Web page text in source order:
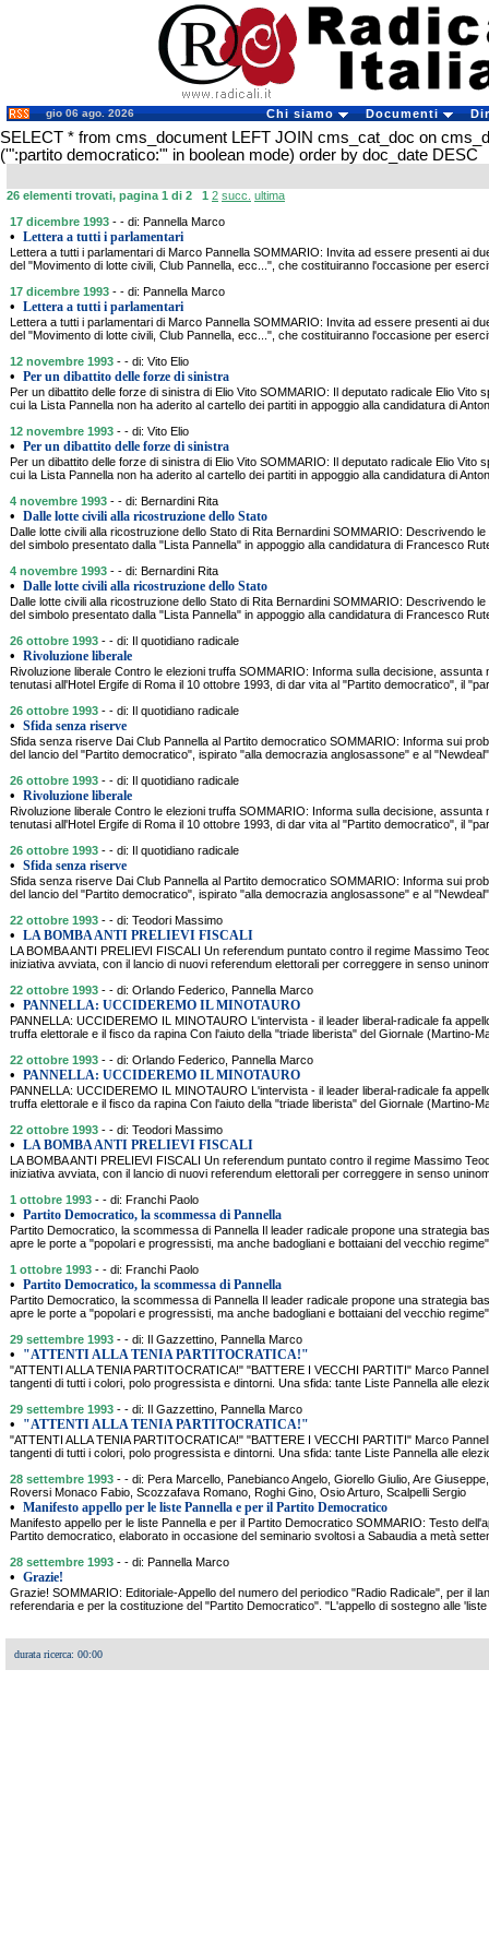
gio 06 ago. 2026 Chi siamo Documenti
SELECT * from cms_document LEFT JOIN cms_cat_doc on
('":partito democratico:"' in boolean mode) order by doc_date DESC
26 elementi trovati, pagina 1 di 2 1 2 succ. ultima
17 dicembre 1993 - - di: Pannella Marco
• Lettera a tutti i parlamentari
Lettera a tutti i parlamentari di Marco Pannella SOMMARIO: Invita ad essere presenti ai
del "Movimento di lotte civili, Club Pannella, ecc...", che costituiranno l'occasione per
17 dicembre 1993 - - di: Pannella Marco
• Lettera a tutti i parlamentari
Lettera a tutti i parlamentari di Marco Pannella SOMMARIO: Invita ad essere presenti ai
del "Movimento di lotte civili, Club Pannella, ecc...", che costituiranno l'occasione per
12 novembre 1993 - - di: Vito Elio
• Per un dibattito delle forze di sinistra
Per un dibattito delle forze di sinistra di Elio Vito SOMMARIO: Il deputato radicale Elio Vito
cui la Lista Pannella non ha aderito al cartello dei partiti in appoggio alla candidatura di
12 novembre 1993 - - di: Vito Elio
• Per un dibattito delle forze di sinistra
Per un dibattito delle forze di sinistra di Elio Vito SOMMARIO: Il deputato radicale Elio Vito
cui la Lista Pannella non ha aderito al cartello dei partiti in appoggio alla candidatura di
4 novembre 1993 - - di: Bernardini Rita
• Dalle lotte civili alla ricostruzione dello Stato
Dalle lotte civili alla ricostruzione dello Stato di Rita Bernardini SOMMARIO: Descrivendo
del simbolo presentato dalla "Lista Pannella" in appoggio alla candidatura di Francesco
4 novembre 1993 - - di: Bernardini Rita
• Dalle lotte civili alla ricostruzione dello Stato
Dalle lotte civili alla ricostruzione dello Stato di Rita Bernardini SOMMARIO: Descrivendo
del simbolo presentato dalla "Lista Pannella" in appoggio alla candidatura di Francesco
26 ottobre 1993 - - di: Il quotidiano radicale
• Rivoluzione liberale
Rivoluzione liberale Contro le elezioni truffa SOMMARIO: Informa sulla decisione, assunta
tenutasi all'Hotel Ergife di Roma il 10 ottobre 1993, di dar vita al "Partito democratico", il
26 ottobre 1993 - - di: Il quotidiano radicale
• Sfida senza riserve
Sfida senza riserve Dai Club Pannella al Partito democratico SOMMARIO: Informa sui
del lancio del "Partito democratico", ispirato "alla democrazia anglosassone" e al
26 ottobre 1993 - - di: Il quotidiano radicale
• Rivoluzione liberale
Rivoluzione liberale Contro le elezioni truffa SOMMARIO: Informa sulla decisione, assunta
tenutasi all'Hotel Ergife di Roma il 10 ottobre 1993, di dar vita al "Partito democratico", il
26 ottobre 1993 - - di: Il quotidiano radicale
• Sfida senza riserve
Sfida senza riserve Dai Club Pannella al Partito democratico SOMMARIO: Informa sui
del lancio del "Partito democratico", ispirato "alla democrazia anglosassone" e al
22 ottobre 1993 - - di: Teodori Massimo
• LA BOMBA ANTI PRELIEVI FISCALI
LA BOMBA ANTI PRELIEVI FISCALI Un referendum puntato contro il regime Massimo
iniziativa avviata, con il lancio di nuovi referendum elettorali per correggere in senso
22 ottobre 1993 - - di: Orlando Federico, Pannella Marco
• PANNELLA: UCCIDEREMO IL MINOTAURO
PANNELLA: UCCIDEREMO IL MINOTAURO L'intervista - il leader liberal-radicale fa
truffa elettorale e il fisco da rapina Con l'aiuto della "triade liberista" del Giornale (Martino-
22 ottobre 1993 - - di: Orlando Federico, Pannella Marco
• PANNELLA: UCCIDEREMO IL MINOTAURO
PANNELLA: UCCIDEREMO IL MINOTAURO L'intervista - il leader liberal-radicale fa
truffa elettorale e il fisco da rapina Con l'aiuto della "triade liberista" del Giornale (Martino-
22 ottobre 1993 - - di: Teodori Massimo
• LA BOMBA ANTI PRELIEVI FISCALI
LA BOMBA ANTI PRELIEVI FISCALI Un referendum puntato contro il regime Massimo
iniziativa avviata, con il lancio di nuovi referendum elettorali per correggere in senso
1 ottobre 1993 - - di: Franchi Paolo
• Partito Democratico, la scommessa di Pannella
Partito Democratico, la scommessa di Pannella Il leader radicale propone una strategia
apre le porte a "popolari e progressisti, ma anche badogliani e bottaiani del vecchio
1 ottobre 1993 - - di: Franchi Paolo
• Partito Democratico, la scommessa di Pannella
Partito Democratico, la scommessa di Pannella Il leader radicale propone una strategia
apre le porte a "popolari e progressisti, ma anche badogliani e bottaiani del vecchio
29 settembre 1993 - - di: Il Gazzettino, Pannella Marco
• "ATTENTI ALLA TENIA PARTITOCRATICA!"
"ATTENTI ALLA TENIA PARTITOCRATICA!" "BATTERE I VECCHI PARTITI" Marco
tangenti di tutti i colori, polo progressista e dintorni. Una sfida: tante Liste Pannella alle
29 settembre 1993 - - di: Il Gazzettino, Pannella Marco
• "ATTENTI ALLA TENIA PARTITOCRATICA!"
"ATTENTI ALLA TENIA PARTITOCRATICA!" "BATTERE I VECCHI PARTITI" Marco
tangenti di tutti i colori, polo progressista e dintorni. Una sfida: tante Liste Pannella alle
28 settembre 1993 - - di: Pera Marcello, Panebianco Angelo, Giorello Giulio, Are
Roversi Monaco Fabio, Scozzafava Romano, Roghi Gino, Osio Arturo, Scalpelli Sergio
• Manifesto appello per le liste Pannella e per il Partito Democratico
Manifesto appello per le liste Pannella e per il Partito Democratico SOMMARIO: Testo
Partito democratico, elaborato in occasione del seminario svoltosi a Sabaudia a metà
28 settembre 1993 - - di: Pannella Marco
• Grazie!
Grazie! SOMMARIO: Editoriale-Appello del numero del periodico "Radio Radicale", per il
referendaria e per la costituzione del "Partito Democratico". "L'appello di sostegno alle 'liste
durata ricerca: 00:00